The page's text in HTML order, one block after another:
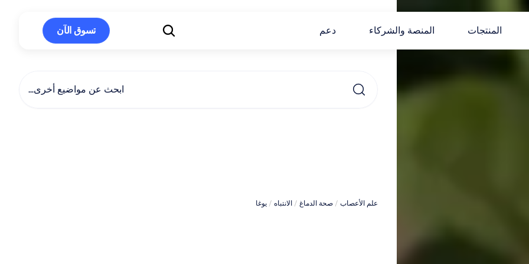
المنتجات المنصة والشركاء دعم
تسوق الآن
ابحث عن مواضيع أخرى…
علم الأعصاب / صحة الدماغ / الانتباه / يوغا